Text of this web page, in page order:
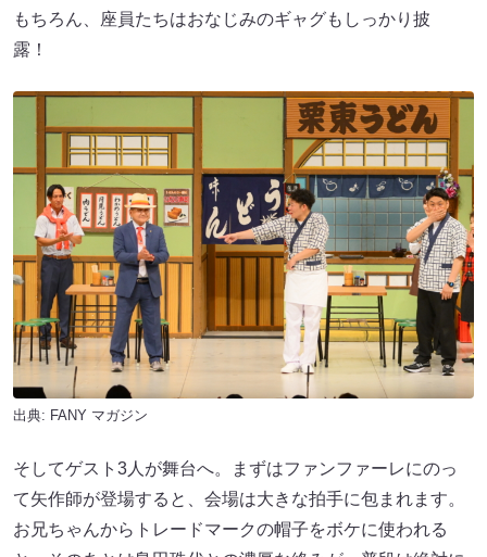
もちろん、座員たちはおなじみのギャグもしっかり披
露！
出典: FANY マガジン
そしてゲスト3人が舞台へ。まずはファンファーレにのっ
て矢作師が登場すると、会場は大きな拍手に包まれます。
お兄ちゃんからトレードマークの帽子をボケに使われる